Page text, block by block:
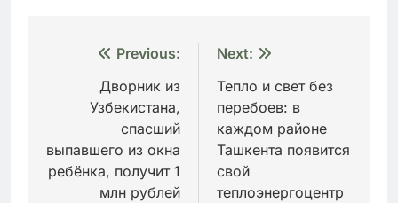
Навигация
записям
Previous:
Дворник из
Узбекистана,
спасший
выпавшего из окна
ребёнка, получит 1
млн рублей
Next:
Тепло и свет без
перебоев: в
каждом районе
Ташкента появится
свой
теплоэнергоцентр